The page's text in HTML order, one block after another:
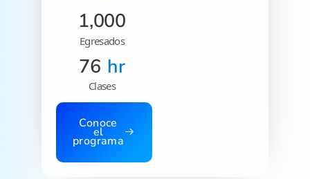
1,000
Egresados
76 hr
Clases
Conoce
el
programa